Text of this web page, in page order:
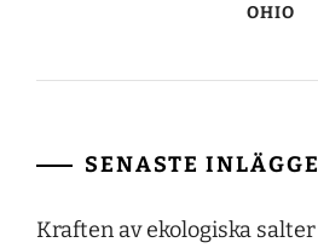
OHIO
SENASTE
Kraften av ekologiska